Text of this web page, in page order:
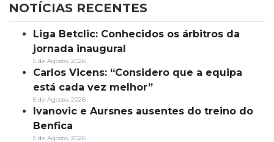
NOTÍCIAS RECENTES
Liga Betclic: Conhecidos os árbitros da
jornada inaugural
5 de Agosto, 2026
Carlos Vicens: “Considero que a equipa
está cada vez melhor”
5 de Agosto, 2026
Ivanovic e Aursnes ausentes do treino do
Benfica
5 de Agosto, 2026